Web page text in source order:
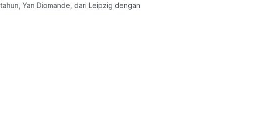
tahun, Yan Diomande, dari Leipzig dengan